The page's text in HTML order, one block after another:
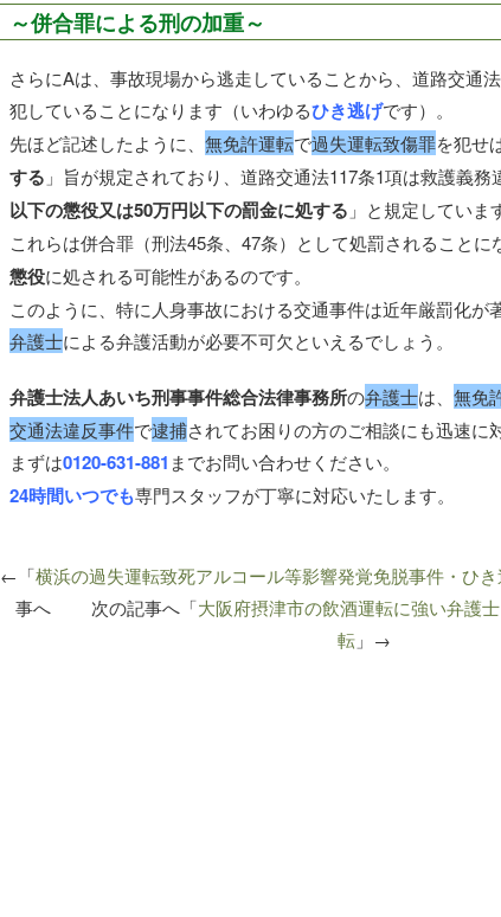
～併合罪による刑の加重～
さらにAは、事故現場から逃走していることから、道路交通
犯していることになります（いわゆるひき逃げです）。
先ほど記述したように、 無免許運転で過失運転致傷罪を犯せ
する 」旨が規定されており、道路交通法117条1項は救護義
以下の懲役又は50万円以下の罰金に処する 」と規定していま
これらは併合罪（刑法45条、47条）として処罰されることに
懲役に処される可能性があるのです。
このように、特に人身事故における交通事件は近年厳罰化が
弁護士による弁護活動が必要不可欠といえるでしょう。
弁護士法人あいち刑事事件総合法律事務所の弁護士は、 無免
交通法違反事件で逮捕されてお困りの方のご相談にも迅速に
まずは0120-631-881 までお問い合わせください。
24時間いつでも専門スタッフが丁寧に対応いたします。
←「横浜の過失運転致死アルコール等影響発覚免脱事件・ひ
事へ 次の記事へ「大阪府摂津市の飲酒運転に強い弁護
転」→